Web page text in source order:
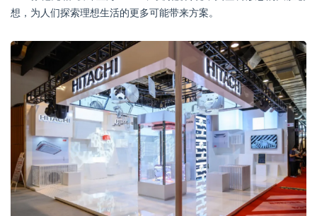
想，为人们探索理想生活的更多可能带来方案。